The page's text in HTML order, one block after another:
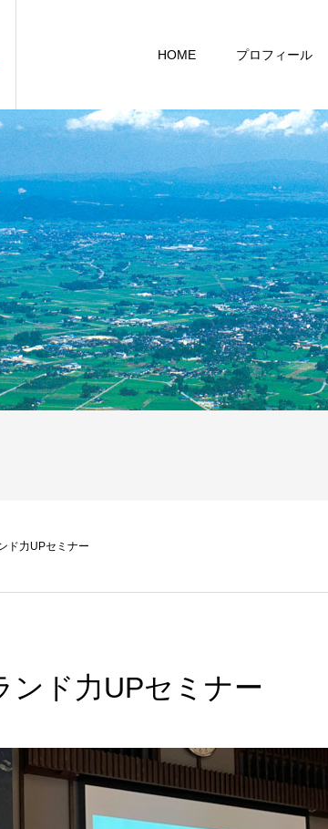
HOME プロフィール
ド力UPセミナー
ンド力UPセミナー